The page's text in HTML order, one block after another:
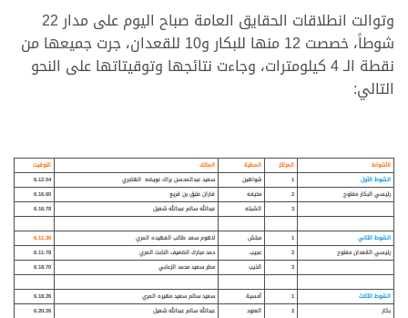
وتوالت انطلاقات الحقايق العامة صباح اليوم على مدار 22
شوطاً، خصصت 12 منها للبكار و10 للقعدان، جرت جميعها من
نقطة الـ 4 كيلومترات، وجاءت نتائجها وتوقيتاتها على النحو
التالي:
الأشواط المراكز المطية المالك
التوقيت
الشوط الأول
1 شواهين سعيد عبدالمحسن براك عويضه الهاجري
6.12.04
رئيسي البكار مفتوح
2 مخيفه فاران عتيق بن قريع
6.16.60
3
الشبله عبدالله سالم عبدالله شعيل 6.16.78
الشوط الثاني 1 مبلش لاهوم سعد طالب الفهيده المري
6.11.30
رئيسي القعدان مفتوح
2 عجيب حمد مبارك الضعيف النابت المري
6.11.78
3
الذيب مطر سعيد محمد الزعابي 6.18.70
الشوط الثالث 1 أمسية سعيد سالم سعيد مهيره المري
6.18.26
بكار
2 العنود عبدالله سالم عبدالله شعيل 6.20.26